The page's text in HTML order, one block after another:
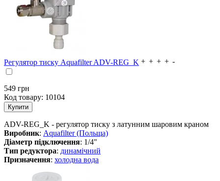
Регулятор тиску Aquafilter ADV-REG_K
549 грн
Код товару: 10104
ADV-REG_K - регулятор тиску з латунним шаровим краном
Виробник: Aquafilter (Польща)
Діаметр підключення: 1/4"
Тип редуктора: динамічний
Призначення: холодна вода